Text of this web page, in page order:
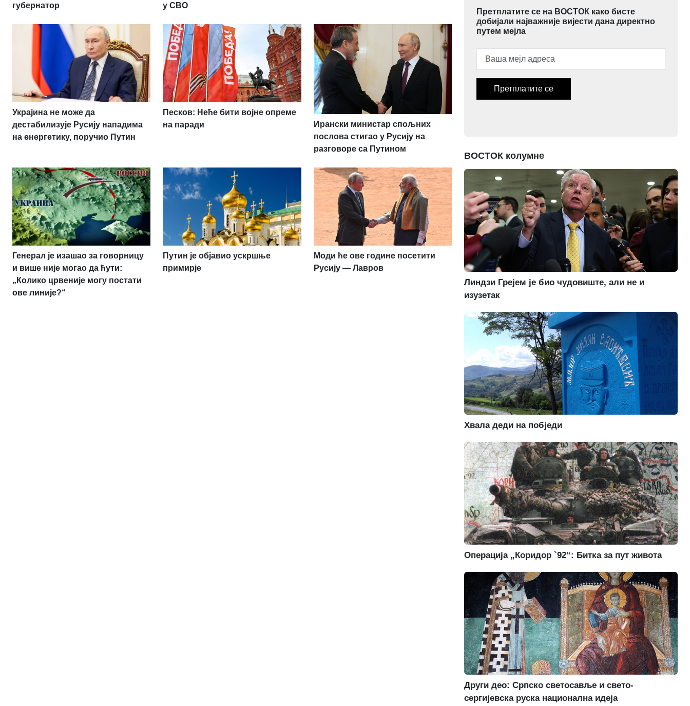
губернатор
у СВО
Украјина не може да
дестабилизује Русију нападима
на енергетику, поручио Путин
Песков: Неће бити војне опреме
на паради
Ирански министар спољних
послова стигао у Русију на
разговоре са Путином
Генерал је изашао за говорницу
и више није могао да ћути:
„Колико црвеније могу постати
ове линије?“
Путин је објавио ускршње
примирје
Моди ће ове године посетити
Русију — Лавров
Претплатите се на ВОСТОК како бисте
добијали најважније вијести дана директно
путем мејла
Претплатите се
ВОСТОК колумне
Линдзи Грејем је био чудовиште, али не и
изузетак
Хвала деди на побједи
Операција „Коридор `92“: Битка за пут живота
Други део: Српско светосавље и свето-
сергијевска руска национална идеја